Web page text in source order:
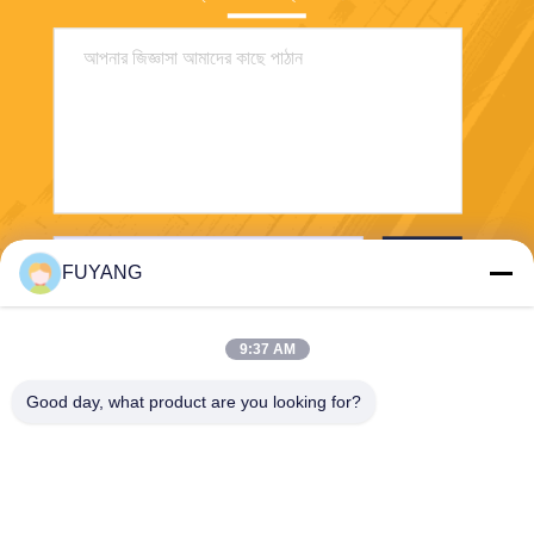
FUYANG
9:37 AM
Good day, what product are you looking for?